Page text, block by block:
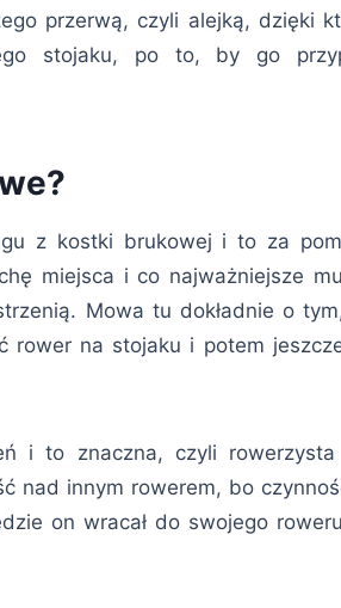
przerwą, czyli alejką, dzięki
stojaku, po to, by go
z kostki brukowej i to za
miejsca i co najważniejsze
Mowa tu dokładnie o
rower na stojaku i potem
i to znaczna, czyli
nad innym rowerem, bo
on wracał do swojego